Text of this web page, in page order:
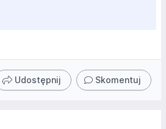
Udostępnij Skomentuj